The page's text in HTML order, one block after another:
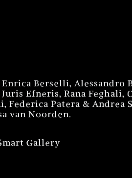
Berselli, Alessandro
Efneris, Rana Feghali,
Federica Patera & Andrea
van Noorden.
Gallery